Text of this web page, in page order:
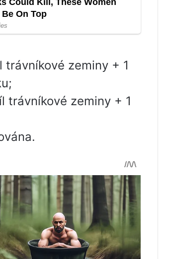
trávníkové zeminy + 1
trávníkové zeminy + 1